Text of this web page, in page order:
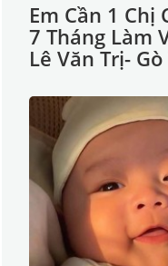
Em Cần 1 Chị
7 Tháng Làm
Lê Văn Trị-